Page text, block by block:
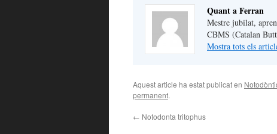
Quant a Ferran
Mestre jubilat,
CBMS (Catalan
Mostra tots els
Aquest article ha estat publicat en
permanent.
← Notodonta tritophus